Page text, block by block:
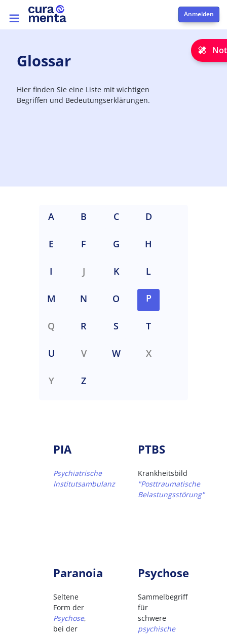
Direkt zum Inhalt
Top menu
Glossar
Hier finden Sie eine Liste mit wichtigen
Begriffen und Bedeutungserklärungen.
A B C D
E F G H
I J K L
M N O P
Q R S T
U V W X
Y Z
PIA
Psychiatrische
Institutsambulanz
PTBS
Krankheitsbild
"Posttraumatische
Belastungsstörung"
Paranoia
Seltene
Form der
Psychose,
bei der
Psychose
Sammelbegriff
für
schwere
psychische